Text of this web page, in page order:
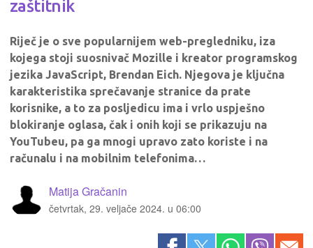
zaštitnik
Riječ je o sve popularnijem web-pregledniku, iza
kojega stoji suosnivač Mozille i kreator programskog
jezika JavaScript, Brendan Eich. Njegova je ključna
karakteristika sprečavanje stranice da prate
korisnike, a to za posljedicu ima i vrlo uspješno
blokiranje oglasa, čak i onih koji se prikazuju na
YouTubeu, pa ga mnogi upravo zato koriste i na
računalu i na mobilnim telefonima…
Matija Gračanin
četvrtak, 29. veljače 2024. u 06:00